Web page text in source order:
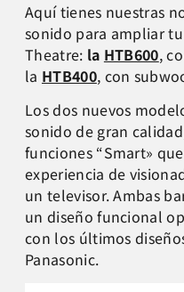
Aquí tienes nuestras
sonido para ampliar
Theatre: la HTB600,
la HTB400, con
Los dos nuevos
sonido de gran
funciones “Smart»
experiencia de
un televisor. Ambas
un diseño funcional
con los últimos
Panasonic.